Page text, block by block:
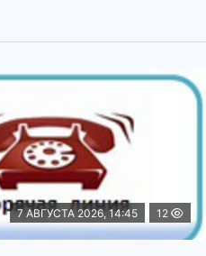
7 АВГУСТА 2026, 14:45 12